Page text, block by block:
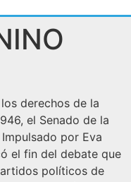
derechos de la
el Senado de la
por Eva
el fin del debate que
políticos de